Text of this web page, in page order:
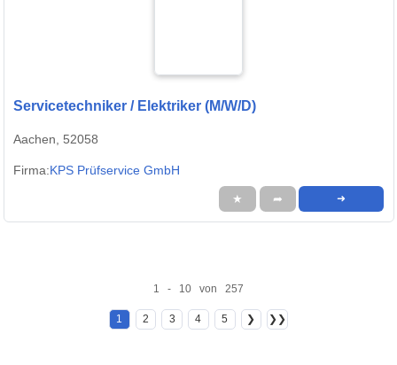
Servicetechniker / Elektriker (M/W/D)
Aachen, 52058
Firma:KPS Prüfservice GmbH
★ ➦ ➜
1 - 10 von 257
1 2 3 4 5 ❯ ❯❯